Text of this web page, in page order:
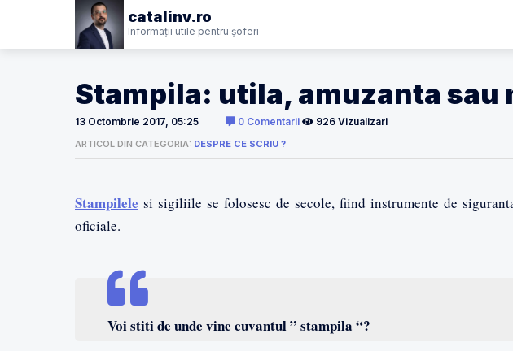
catalinv.ro
Informații utile pentru șoferi
Stampila: utila, amuzanta sau
13 Octombrie 2017, 05:25 0 Comentarii 926 Vizualizari
ARTICOL DIN CATEGORIA: DESPRE CE SCRIU ?
Stampilele si sigiliile se folosesc de secole, fiind instrumente de
oficiale.
Voi stiti de unde vine cuvantul ” stampila “?